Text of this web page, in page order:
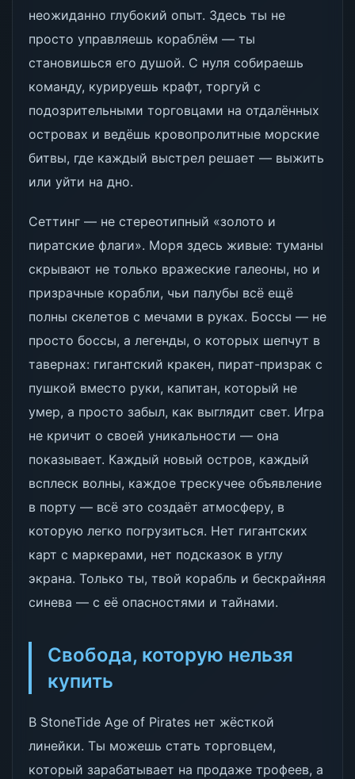
неожиданно глубокий опыт. Здесь ты не
просто управляешь кораблём — ты
становишься его душой. С нуля собираешь
команду, курируешь крафт, торгуй с
подозрительными торговцами на отдалённых
островах и ведёшь кровопролитные морские
битвы, где каждый выстрел решает — выжить
или уйти на дно.
Сеттинг — не стереотипный «золото и
пиратские флаги». Моря здесь живые: туманы
скрывают не только вражеские галеоны, но и
призрачные корабли, чьи палубы всё ещё
полны скелетов с мечами в руках. Боссы — не
просто боссы, а легенды, о которых шепчут в
тавернах: гигантский кракен, пират-призрак с
пушкой вместо руки, капитан, который не
умер, а просто забыл, как выглядит свет. Игра
не кричит о своей уникальности — она
показывает. Каждый новый остров, каждый
всплеск волны, каждое трескучее объявление
в порту — всё это создаёт атмосферу, в
которую легко погрузиться. Нет гигантских
карт с маркерами, нет подсказок в углу
экрана. Только ты, твой корабль и бескрайняя
синева — с её опасностями и тайнами.
Свобода, которую нельзя
купить
В StoneTide Age of Pirates нет жёсткой
линейки. Ты можешь стать торговцем,
который зарабатывает на продаже трофеев, а